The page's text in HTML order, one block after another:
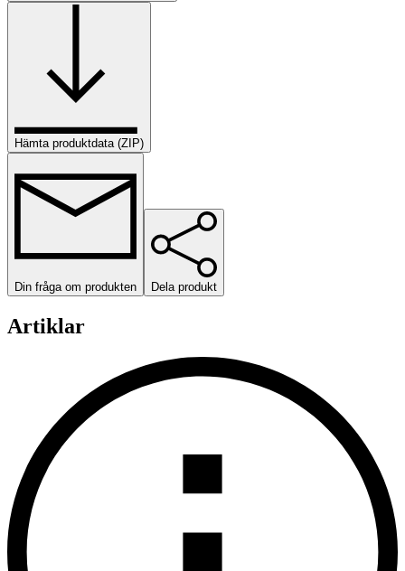
Hämta produktdata (ZIP)
Din fråga om produkten Dela produkt
Artiklar